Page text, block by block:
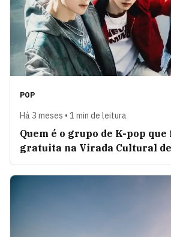
POP
Há 3 meses • 1 min de leitura
Quem é o grupo de K-pop
gratuita na Virada Cultural de